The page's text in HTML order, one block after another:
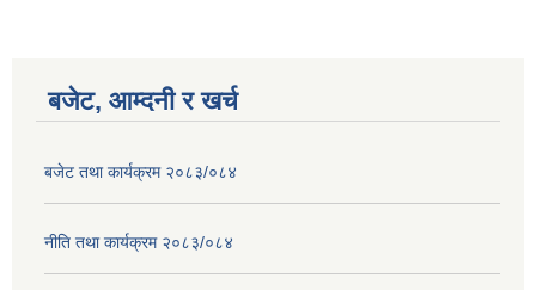
बजेट, आम्दनी र खर्च
बजेट तथा कार्यक्रम २०८३/०८४
नीति तथा कार्यक्रम २०८३/०८४